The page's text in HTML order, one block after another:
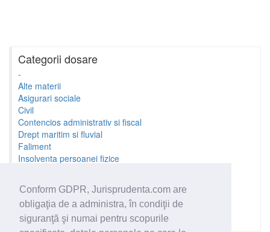
Conform GDPR, Jurisprudenta.com are
obligaţia de a administra, în condiţii de
siguranţă şi numai pentru scopurile
Categorii dosare
-
Alte materii
Asigurari sociale
Civil
Contencios administrativ si fiscal
Drept maritim si fluvial
Faliment
Insolventa persoanei fizice
Minori si familie
Penal
Proprietate Intelectuala